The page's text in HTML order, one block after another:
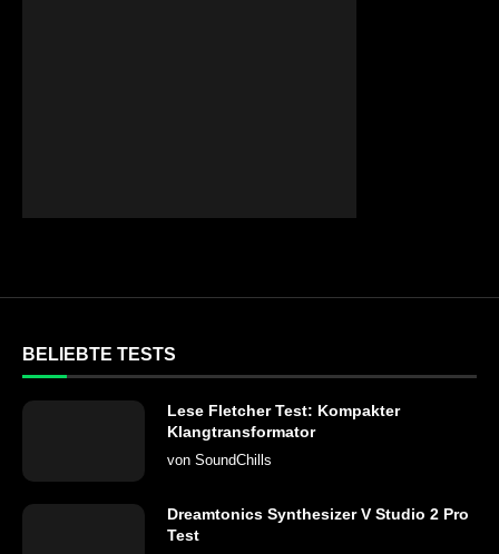
BELIEBTE TESTS
Lese Fletcher Test: Kompakter
Klangtransformator
von SoundChills
Dreamtonics Synthesizer V Studio 2 Pro
Test